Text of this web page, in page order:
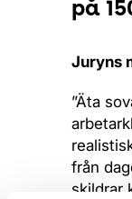
på
Juryns
”Äta
från
skildrar